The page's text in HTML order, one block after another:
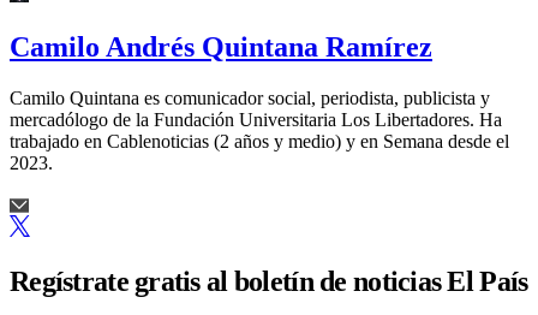
Camilo Andrés Quintana Ramírez
Camilo Quintana es comunicador social, periodista, publicista y
mercadólogo de la Fundación Universitaria Los Libertadores. Ha
trabajado en Cablenoticias (2 años y medio) y en Semana desde el
2023.
Regístrate gratis al boletín de noticias El País